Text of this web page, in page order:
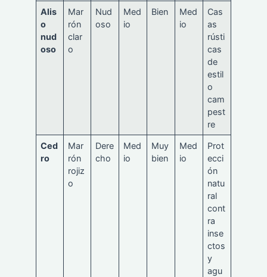
Alis
o
nud
oso
Mar
rón
clar
o
Nud
oso
Med
io
Bien
Med
io
Cas
as
rústi
cas
de
estil
o
cam
pest
re
Ced
ro
Mar
rón
rojiz
o
Dere
cho
Med
io
Muy
bien
Med
io
Prot
ecci
ón
natu
ral
cont
ra
inse
ctos
y
agu